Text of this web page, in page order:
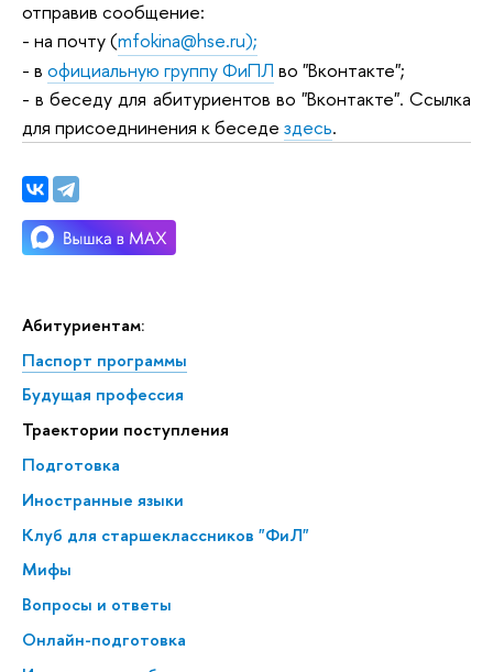
Абитуриентам:
Паспорт программы
Будущая профессия
Траектории поступления
Подготовка
Иностранные языки
Клуб для стар­ше­класс­ни­ков "ФиЛ"
Мифы
Вопросы и ответы
Онлайн-подготовка
отправив сообщение:
- на почту (mfokina@hse.ru);
- в официальную группу ФиПЛ во "Вконтакте";
- в беседу для абитуриентов во "Вконтакте". Ссылка
для присоеднинения к беседе здесь.